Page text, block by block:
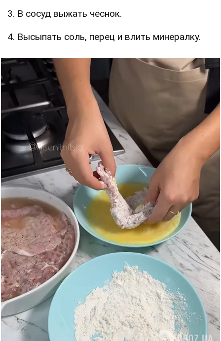
3. В сосуд выжать чеснок.
4. Высыпать соль, перец и влить минералку.